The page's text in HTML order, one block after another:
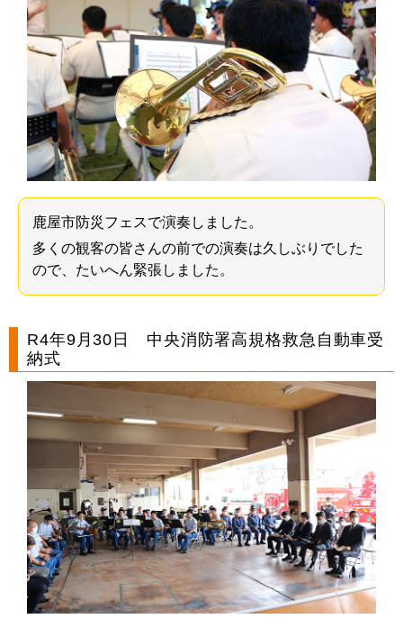
鹿屋市防災フェスで演奏しました。
多くの観客の皆さんの前での演奏は久しぶりでした
ので、たいへん緊張しました。
R4年9月30日 中央消防署高規格救急自動車受
納式